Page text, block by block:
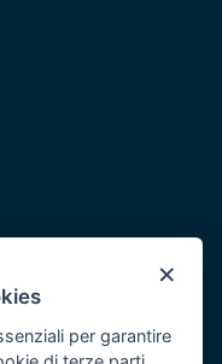
×
per garantire